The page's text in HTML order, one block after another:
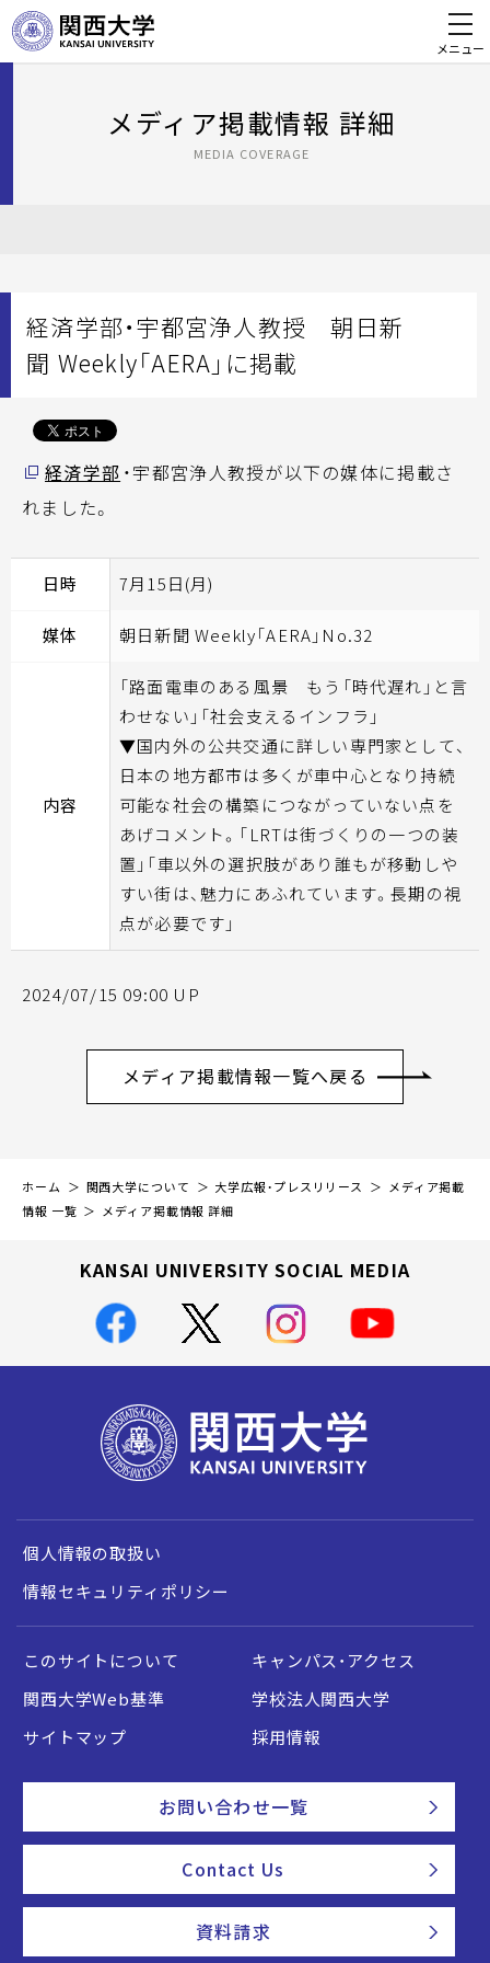
メニュー
メディア掲載情報 詳細
MEDIA COVERAGE
経済学部・宇都宮浄人教授 朝日新
聞 Weekly「AERA」に掲載
経済学部 ・宇都宮浄人教授が以下の媒体に掲載さ
れました。
日時 7月15日(月)
媒体 朝日新聞 Weekly「AERA」No.32
内容
「路面電車のある風景 もう「時代遅れ」と言
わせない」「社会支えるインフラ」
▼国内外の公共交通に詳しい専門家として、
日本の地方都市は多くが車中心となり持続
可能な社会の構築につながっていない点を
あげコメント。「LRTは街づくりの一つの装
置」「車以外の選択肢があり誰もが移動しや
すい街は、魅力にあふれています。長期の視
点が必要です」
2024/07/15 09:00 UP
メディア掲載情報一覧へ戻る
ホーム 関西大学について 大学広報・プレスリリース
メディア掲載
情報 一覧
メディア掲載情報 詳細
KANSAI UNIVERSITY SOCIAL MEDIA
個人情報の取扱い
情報セキュリティポリシー
このサイトについて
キャンパス・アクセス
関西大学Web基準
学校法人関西大学
サイトマップ
採用情報
お問い合わせ一覧
Contact Us
資料請求